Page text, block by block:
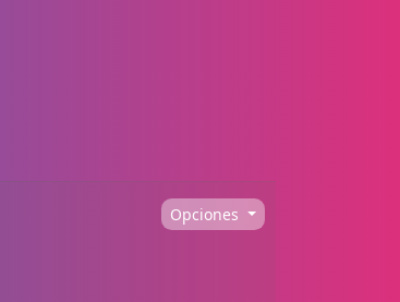
Opciones